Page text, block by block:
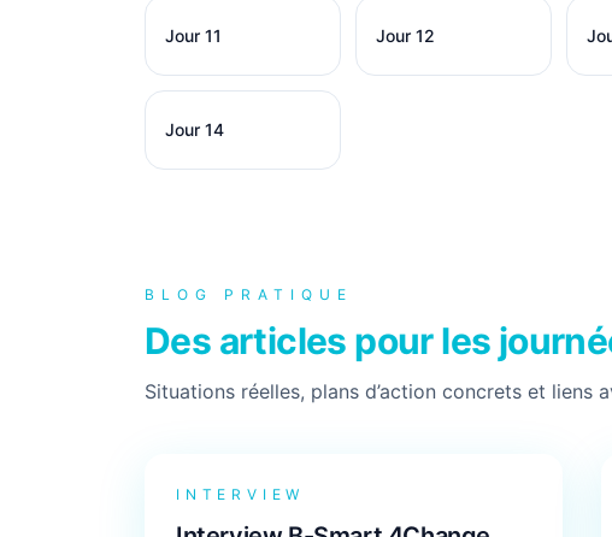
Jour 11 Jour 12
Jour 14
BLOG PRATIQUE
Des articles pour les
Situations réelles, plans d’action concrets et liens
INTERVIEW